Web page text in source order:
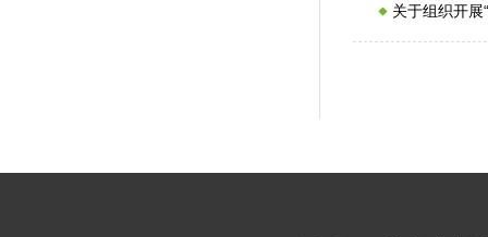
关于组织开展